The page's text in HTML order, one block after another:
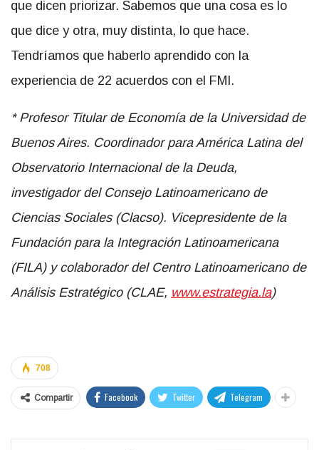
que dicen priorizar. Sabemos que una cosa es lo
que dice y otra, muy distinta, lo que hace.
Tendríamos que haberlo aprendido con la
experiencia de 22 acuerdos con el FMI.
* Profesor Titular de Economía de la Universidad de
Buenos Aires. Coordinador para América Latina del
Observatorio Internacional de la Deuda,
investigador del Consejo Latinoamericano de
Ciencias Sociales (Clacso). Vicepresidente de la
Fundación para la Integración Latinoamericana
(FILA) y colaborador del Centro Latinoamericano de
Análisis Estratégico (CLAE, www.estrategia.la)
708
Compartir Facebook Twitter Telegram